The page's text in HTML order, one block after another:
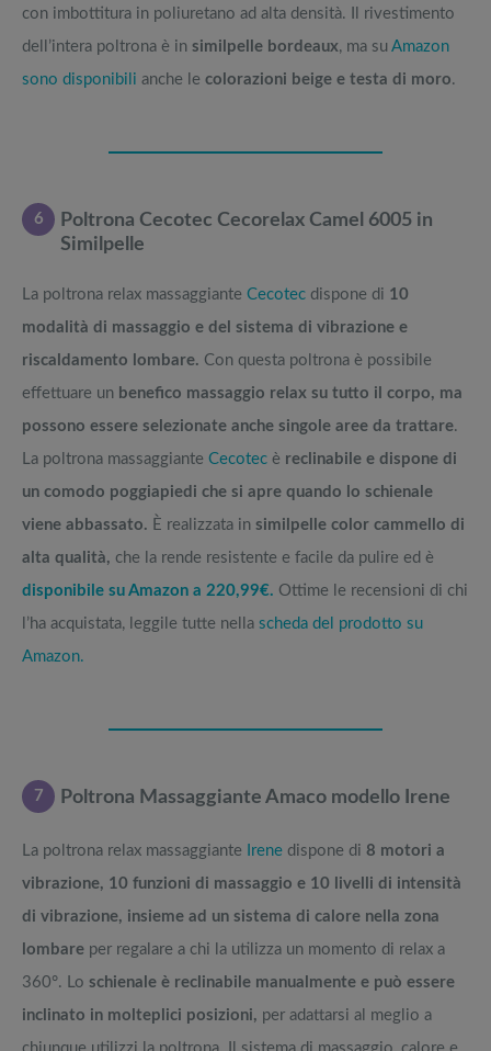
con imbottitura in poliuretano ad alta densità. Il rivestimento
dell’intera poltrona è in similpelle bordeaux, ma su Amazon
sono disponibili anche le colorazioni beige e testa di moro.
6
Poltrona Cecotec Cecorelax Camel 6005 in
Similpelle
La poltrona relax massaggiante Cecotec dispone di 10
modalità di massaggio e del sistema di vibrazione e
riscaldamento lombare. Con questa poltrona è possibile
effettuare un benefico massaggio relax su tutto il corpo, ma
possono essere selezionate anche singole aree da trattare.
La poltrona massaggiante Cecotec è reclinabile e dispone di
un comodo poggiapiedi che si apre quando lo schienale
viene abbassato. È realizzata in similpelle color cammello di
alta qualità, che la rende resistente e facile da pulire ed è
disponibile su Amazon a 220,99€. Ottime le recensioni di chi
l’ha acquistata, leggile tutte nella scheda del prodotto su
Amazon.
7 Poltrona Massaggiante Amaco modello Irene
La poltrona relax massaggiante Irene dispone di 8 motori a
vibrazione, 10 funzioni di massaggio e 10 livelli di intensità
di vibrazione, insieme ad un sistema di calore nella zona
lombare per regalare a chi la utilizza un momento di relax a
360°. Lo schienale è reclinabile manualmente e può essere
inclinato in molteplici posizioni, per adattarsi al meglio a